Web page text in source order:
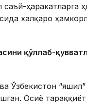
ҳаракатларга
халқаро
қўллаб-
Ўзбекистон
Осиё